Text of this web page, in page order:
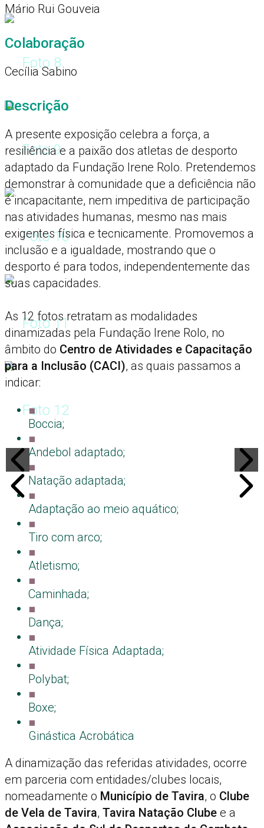
Foto 8
Foto 9
Foto 10
Foto 11
Foto 12
Mário Rui Gouveia
Colaboração
Cecília Sabino
Descrição
A presente exposição celebra a força, a
resiliência e a paixão dos atletas de desporto
adaptado da Fundação Irene Rolo. Pretendemos
demonstrar à comunidade que a deficiência não
é incapacitante, nem impeditiva de participação
nas atividades humanas, mesmo nas mais
exigentes física e tecnicamente. Promovemos a
inclusão e a igualdade, mostrando que o
desporto é para todos, independentemente das
suas capacidades.
As 12 fotos retratam as modalidades
dinamizadas pela Fundação Irene Rolo, no
âmbito do Centro de Atividades e Capacitação
para a Inclusão (CACI), as quais passamos a
indicar:
■
Boccia;
■
Andebol adaptado;
■
Natação adaptada;
■
Adaptação ao meio aquático;
■
Tiro com arco;
■
Atletismo;
■
Caminhada;
■
Dança;
■
Atividade Física Adaptada;
■
Polybat;
■
Boxe;
■
Ginástica Acrobática
A dinamização das referidas atividades, ocorre
em parceria com entidades/clubes locais,
nomeadamente o Município de Tavira, o Clube
de Vela de Tavira, Tavira Natação Clube e a